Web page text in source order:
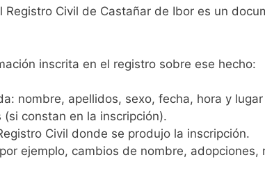
Civil de Castañar de Ibor es un
inscrita en el registro sobre ese hecho:
nombre, apellidos, sexo, fecha, hora y
constan en la inscripción).
Civil donde se produjo la inscripción.
ejemplo, cambios de nombre,